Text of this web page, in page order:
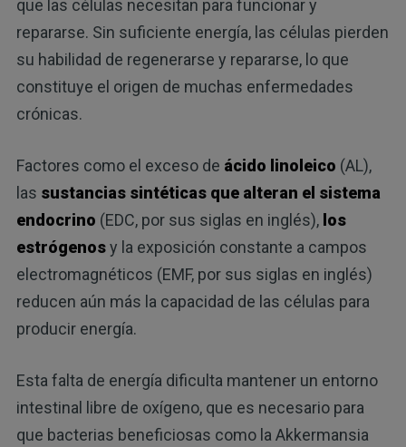
que las células necesitan para funcionar y
repararse. Sin suficiente energía, las células pierden
su habilidad de regenerarse y repararse, lo que
constituye el origen de muchas enfermedades
crónicas.
Factores como el exceso de ácido linoleico (AL),
las sustancias sintéticas que alteran el sistema
endocrino (EDC, por sus siglas en inglés), los
estrógenosy la exposición constante a campos
electromagnéticos (EMF, por sus siglas en inglés)
reducen aún más la capacidad de las células para
producir energía.
Esta falta de energía dificulta mantener un entorno
intestinal libre de oxígeno, que es necesario para
que bacterias beneficiosas como la Akkermansia